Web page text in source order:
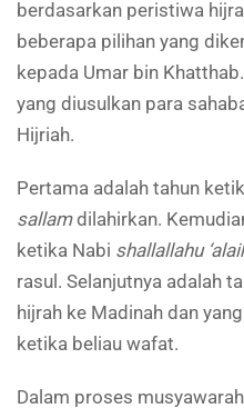
berdasarkan peristiwa
beberapa pilihan yang
kepada Umar bin
yang diusulkan para
Hijriah.
Pertama adalah tahun
sallamdilahirkan.
ketika Nabi shallallahu
rasul. Selanjutnya adalah
hijrah ke Madinah dan
ketika beliau wafat.
Dalam proses